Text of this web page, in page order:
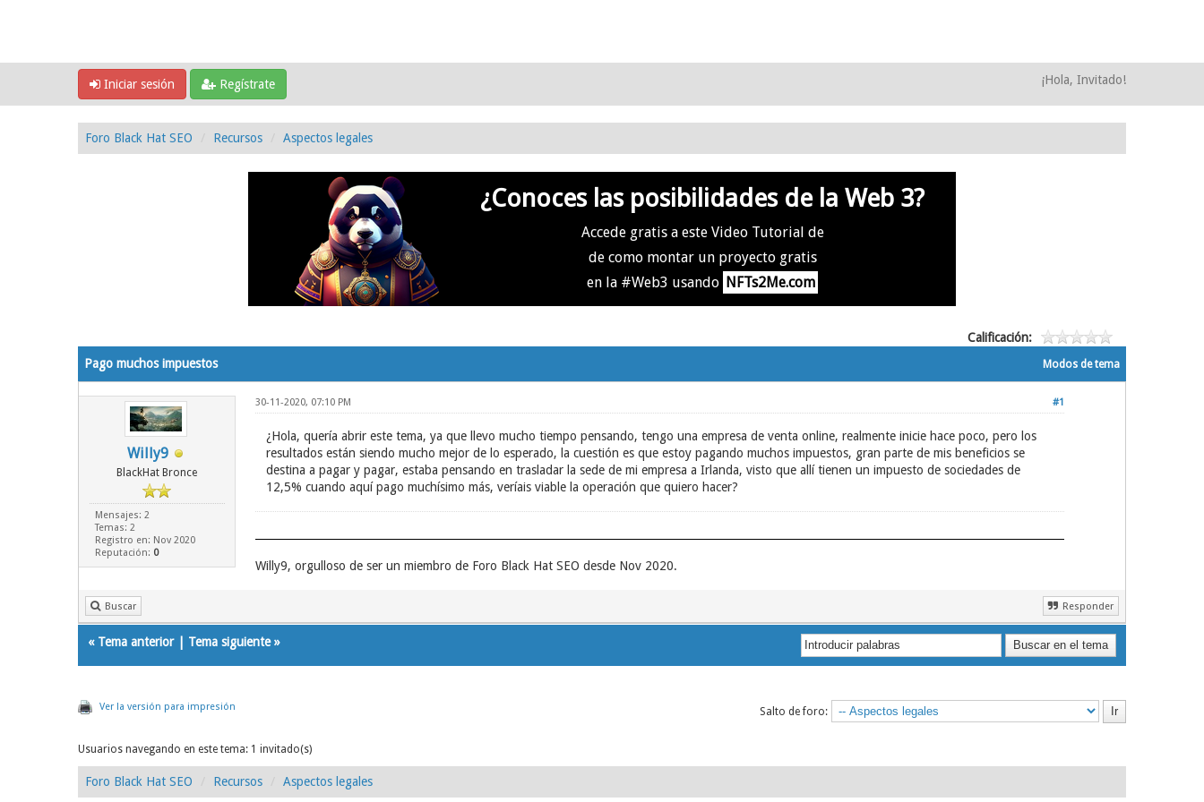
Iniciar sesión Regístrate ¡Hola, Invitado!
Foro Black Hat SEO Recursos Aspectos legales
¿Conoces las posibilidades de la Web 3?
Accede gratis a este Video Tutorial de
de como montar un proyecto gratis
en la #Web3 usando NFTs2Me.com
Calificación:
Modos de tema
Pago muchos impuestos
Willy9
BlackHat Bronce
Mensajes: 2
Temas: 2
Registro en: Nov 2020
Reputación: 0
#1
30-11-2020, 07:10 PM
¿Hola, quería abrir este tema, ya que llevo mucho tiempo pensando, tengo una empresa de venta online, realmente inicie hace poco, pero los
resultados están siendo mucho mejor de lo esperado, la cuestión es que estoy pagando muchos impuestos, gran parte de mis beneficios se
destina a pagar y pagar, estaba pensando en trasladar la sede de mi empresa a Irlanda, visto que allí tienen un impuesto de sociedades de
12,5% cuando aquí pago muchísimo más, veríais viable la operación que quiero hacer?
Willy9, orgulloso de ser un miembro de Foro Black Hat SEO desde Nov 2020.
Buscar Responder
« Tema anterior| Tema siguiente»
Ver la versión para impresión Salto de foro:
Usuarios navegando en este tema: 1 invitado(s)
Foro Black Hat SEO Recursos Aspectos legales